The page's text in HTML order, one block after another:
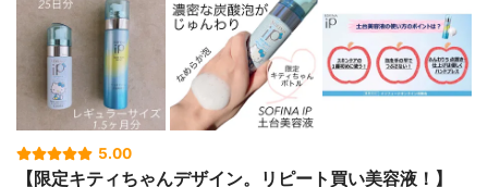
5.00
【限定キティちゃんデザイン。リピート買い美容液！】